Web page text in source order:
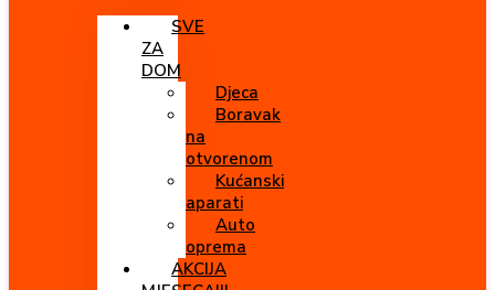
SVE
ZA
DOM
Djeca
Boravak
na
otvorenom
Kućanski
aparati
Auto
oprema
AKCIJA